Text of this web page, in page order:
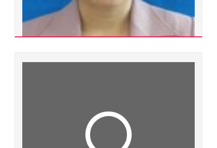
Ngành đào tạo:
Lý luận và phương pháp dạy học môn tiếng Anh
Chuyên ngành đào tạo: